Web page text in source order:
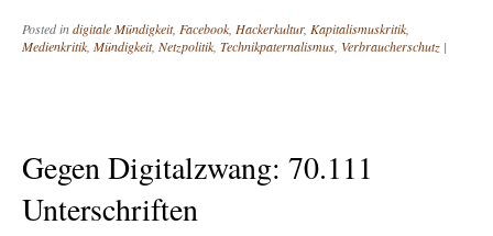
Posted indigitale Mündigkeit, Facebook, Hackerkultur, Kapitalismuskritik,
Medienkritik, Mündigkeit, Netzpolitik, Technikpaternalismus, Verbraucherschutz |
Gegen Digitalzwang: 70.111
Unterschriften